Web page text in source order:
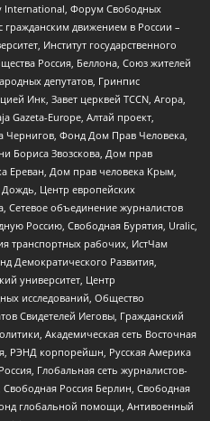
International, Форум Свободных
гражданским движением в России –
Институт государственного
Россия, Беллона, Союз жителей
депутатов, Гринпис
Инк, Завет церквей TCCN, Агора,
Gazeta-Europe, Алтай проект,
Чернигов, Фонд Дом Прав Человека,
Бориса Звозскова, Дом прав
Ереван, Дом прав человека Крым,
Дождь, Центр европейских
Сетевое объединение журналистов
Россию, Свободная Бурятия, Uralic,
транспортных рабочих, ИстЧам
Демократического Развития,
университет, Центр
исследований, Общество
Свидетелей Иеговы, Гражданский
Академическая сеть Восточная
РЭНД корпорейшн, Русская Америка
Глобальная сеть журналистов-
Россия Берлин, Свободная
глобальной помощи, Антивоенный